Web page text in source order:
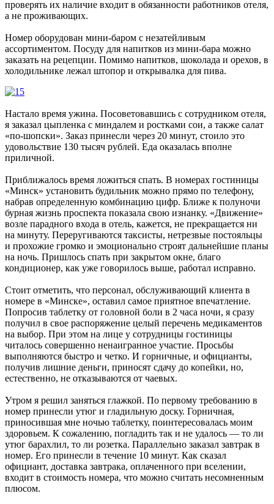
проверять их наличие входит в обязанности работников отеля,
а не проживающих.
Номер оборудован мини-баром с незатейливым
ассортиментом. Посуду для напитков из мини-бара можно
заказать на рецепции. Помимо напитков, шоколада и орехов, в
холодильнике лежал штопор и открывалка для пива.
Настало время ужина. Посоветовавшись с сотрудником отеля,
я заказал цыпленка с миндалем и ростками сои, а также салат
«по-шопски». Заказ принесли через 20 минут, стоило это
удовольствие 130 тысяч рублей. Еда оказалась вполне
приличной.
Приближалось время ложиться спать. В номерах гостиницы
«Минск» установить будильник можно прямо по телефону,
набрав определенную комбинацию цифр. Ближе к полуночи
бурная жизнь проспекта показала свою изнанку. «Движение»
возле парадного входа в отель, кажется, не прекращается ни
на минуту. Переругиваются таксисты, нетрезвые постояльцы
и прохожие громко и эмоционально строят дальнейшие планы
на ночь. Пришлось спать при закрытом окне, благо
кондиционер, как уже говорилось выше, работал исправно.
Стоит отметить, что персонал, обслуживающий клиента в
номере в «Минске», оставил самое приятное впечатление.
Попросив таблетку от головной боли в 2 часа ночи, я сразу
получил в свое распоряжение целый перечень медикаментов
на выбор. При этом на лице у сотрудницы гостиницы
читалось совершенно ненаигранное участие. Просьбы
выполняются быстро и четко. И горничные, и официанты,
получив лишние деньги, приносят сдачу до копейки, но,
естественно, не отказываются от чаевых.
Утром я решил заняться глажкой. По первому требованию в
номер принесли утюг и гладильную доску. Горничная,
приносившая мне ночью таблетку, поинтересовалась моим
здоровьем. К сожалению, погладить так и не удалось — то ли
утюг барахлил, то ли розетка. Параллельно заказал завтрак в
номер. Его принесли в течение 10 минут. Как сказал
официант, доставка завтрака, оплаченного при вселении,
входит в стоимость номера, что можно считать несомненным
плюсом.